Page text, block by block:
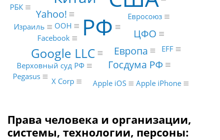
РФ
Google LLC
Европа
Госдума РФ
ЦФО
Yahoo! Евросоюз
ООН
Facebook
Верховный суд РФ
Израиль
EFF
Pegasus X Corp Apple iOS
РБК
Apple iPhone
Права человека и организации,
системы, технологии, персоны: